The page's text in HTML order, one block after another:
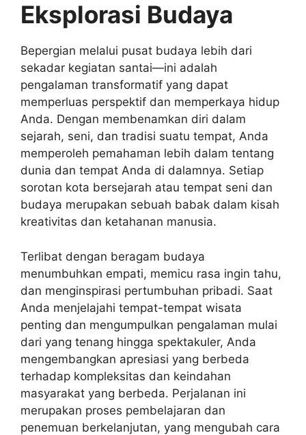
Eksplorasi Budaya
Bepergian melalui pusat budaya lebih dari
sekadar kegiatan santai—ini adalah
pengalaman transformatif yang dapat
memperluas perspektif dan memperkaya hidup
Anda. Dengan membenamkan diri dalam
sejarah, seni, dan tradisi suatu tempat, Anda
memperoleh pemahaman lebih dalam tentang
dunia dan tempat Anda di dalamnya. Setiap
sorotan kota bersejarah atau tempat seni dan
budaya merupakan sebuah babak dalam kisah
kreativitas dan ketahanan manusia.
Terlibat dengan beragam budaya
menumbuhkan empati, memicu rasa ingin tahu,
dan menginspirasi pertumbuhan pribadi. Saat
Anda menjelajahi tempat-tempat wisata
penting dan mengumpulkan pengalaman mulai
dari yang tenang hingga spektakuler, Anda
mengembangkan apresiasi yang berbeda
terhadap kompleksitas dan keindahan
masyarakat yang berbeda. Perjalanan ini
merupakan proses pembelajaran dan
penemuan berkelanjutan, yang mengubah cara